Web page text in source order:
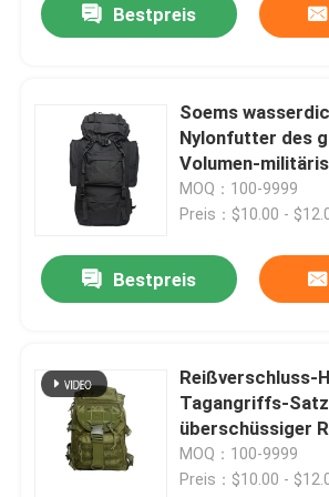
Bestpreis
Soems
Nylonfutter des
Volumen-
taktisches
MOQ：100-9999
Preis：$10.00 -
Bestpreis
Reißverschluss-
Tagangriffs-
überschüssiger
Kettenbügel
MOQ：100-9999
Preis：$10.00 -